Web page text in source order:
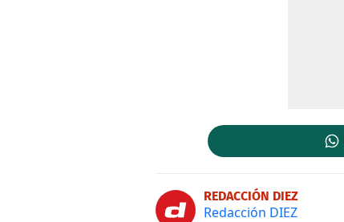
REDACCIÓN DIEZ
Redacción DIEZ